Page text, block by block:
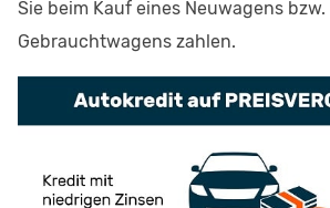
Sie beim Kauf eines Neuwagens bzw.
Gebrauchtwagens zahlen.